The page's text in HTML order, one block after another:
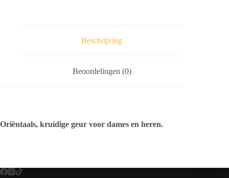
Beschrijving
Beoordelingen (0)
Oriëntaals, kruidige geur voor dames en heren.